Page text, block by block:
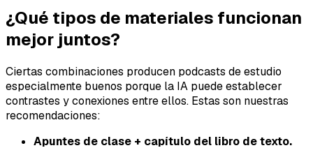
¿Qué tipos de materiales funcionan
mejor juntos?
Ciertas combinaciones producen podcasts de estudio
especialmente buenos porque la IA puede establecer
contrastes y conexiones entre ellos. Estas son nuestras
recomendaciones:
Apuntes de clase + capítulo del libro de texto.